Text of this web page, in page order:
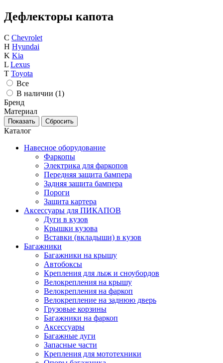
Дефлекторы капота
C Chevrolet
H Hyundai
K Kia
L Lexus
T Toyota
Все
В наличии (1)
Бренд
Материал
Каталог
Навесное оборудование
Фаркопы
Электрика для фаркопов
Передняя защита бампера
Задняя защита бампера
Пороги
Защита картера
Аксессуары для ПИКАПОВ
Дуги в кузов
Крышки кузова
Вставки (вкладыши) в кузов
Багажники
Багажники на крышу
Автобоксы
Крепления для лыж и сноубордов
Велокрепления на крышу
Велокрепления на фаркоп
Велокрепление на заднюю дверь
Грузовые корзины
Багажники на фаркоп
Аксессуары
Багажные дуги
Запасные части
Крепления для мототехники